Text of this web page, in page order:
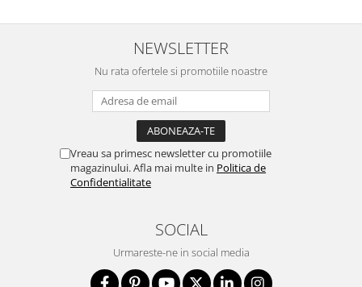
NEWSLETTER
Nu rata ofertele si promotiile noastre
Vreau sa primesc newsletter cu promotiile
magazinului. Afla mai multe in Politica de
Confidentialitate
SOCIAL
Urmareste-ne in social media